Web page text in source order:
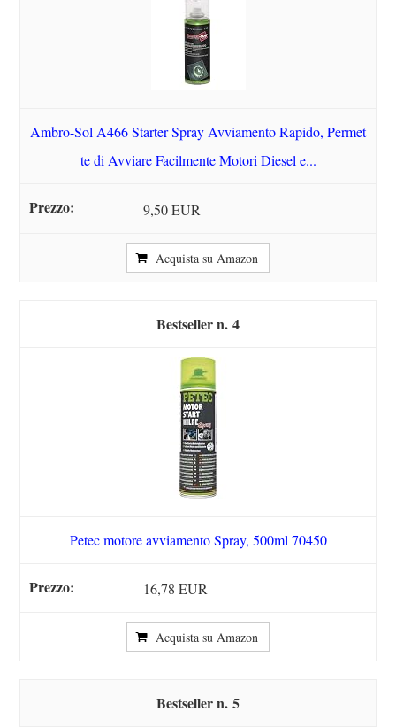
Ambro-Sol A466 Starter Spray Avviamento Rapido, Permet
te di Avviare Facilmente Motori Diesel e...
9,50 EUR
Acquista su Amazon
4
Petec motore avviamento Spray, 500ml 70450
16,78 EUR
Acquista su Amazon
5